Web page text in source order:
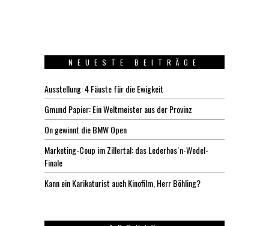
NEUESTE BEITRÄGE
Ausstellung: 4 Fäuste für die Ewigkeit
Gmund Papier: Ein Weltmeister aus der Provinz
On gewinnt die BMW Open
Marketing-Coup im Zillertal: das Lederhos´n-Wedel-
Finale
Kann ein Karikaturist auch Kinofilm, Herr Böhling?